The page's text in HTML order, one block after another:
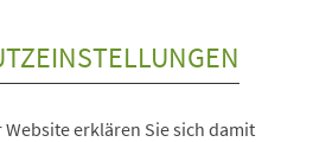
erklären Sie sich damit